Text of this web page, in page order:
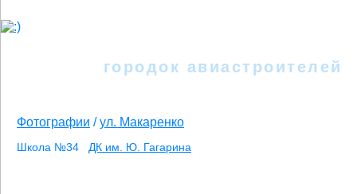
городок авиастроителей
Фотографии /ул. Макаренко
Школа №34 ДК им. Ю. Гагарина